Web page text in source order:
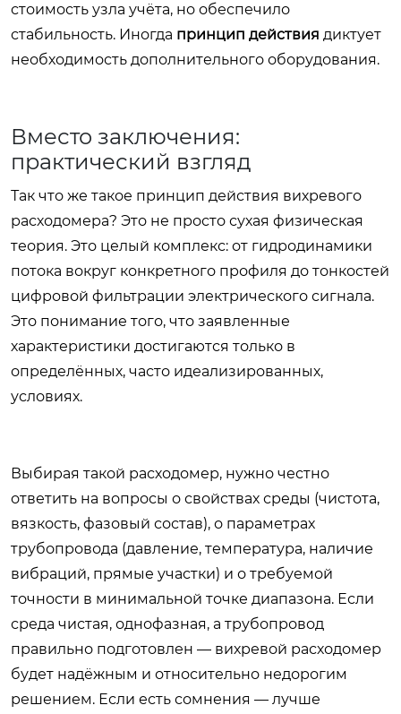
стоимость узла учёта, но обеспечило
стабильность. Иногда принцип действия диктует
необходимость дополнительного оборудования.
Вместо заключения:
практический взгляд
Так что же такое принцип действия вихревого
расходомера? Это не просто сухая физическая
теория. Это целый комплекс: от гидродинамики
потока вокруг конкретного профиля до тонкостей
цифровой фильтрации электрического сигнала.
Это понимание того, что заявленные
характеристики достигаются только в
определённых, часто идеализированных,
условиях.
Выбирая такой расходомер, нужно честно
ответить на вопросы о свойствах среды (чистота,
вязкость, фазовый состав), о параметрах
трубопровода (давление, температура, наличие
вибраций, прямые участки) и о требуемой
точности в минимальной точке диапазона. Если
среда чистая, однофазная, а трубопровод
правильно подготовлен — вихревой расходомер
будет надёжным и относительно недорогим
решением. Если есть сомнения — лучше